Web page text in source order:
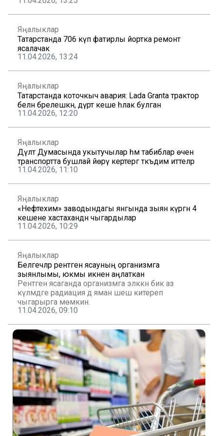
Яңалыклар
Татарстанда 706 күп фатирлы йортка ремонт
ясалачак
11.04.2026, 13:24
Яңалыклар
Татарстанда коточкыч авария: Lada Granta трактор
белән бәрелешкән, дүрт кеше һәлак булган
11.04.2026, 12:20
Яңалыклар
Дәүләт Думасында укытучылар һәм табиблар өчен
транспортта бушлай йөрү кертергә тәкъдим иттеләр
11.04.2026, 11:10
Яңалыклар
«Нефтехим» заводындагы янгында зыян күргән 4
кешене хастаханәдән чыгардылар
11.04.2026, 10:29
Яңалыклар
Белгечләр рентген ясауның организмга
зыянлымы, юкмы икәнен аңлаткан
Рентген ясаганда организмга эләккән бик аз
күләмдәге радиация дә яман шеш китереп
чыгарырга мөмкин.
11.04.2026, 09:10